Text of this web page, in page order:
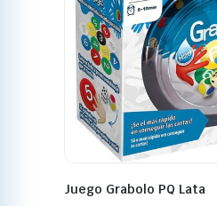
Juego Grabolo PQ Lata